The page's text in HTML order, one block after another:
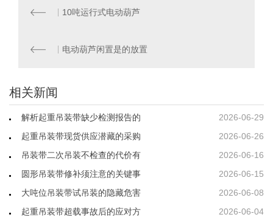
10吨运行式电动葫芦
电动葫芦闲置是的放置
相关新闻
2026-06-29
解析起重吊装带缺少检测报告的
2026-06-26
起重吊装带现货供应潜藏的采购
2026-06-16
吊装带二次吊装不检查的代价有
2026-06-15
圆形吊装带修补须注意的关键事
2026-06-08
大吨位吊装带试吊装的隐藏危害
2026-06-04
起重吊装带超载事故后的应对方